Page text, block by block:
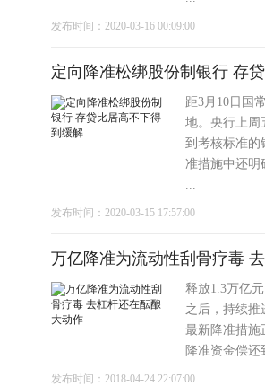
发布时间：2020-03-16 00:09:00
定向降准松绑股份制银行 存
距3月10日国
地。央行上周
到考核标准的
准措施中还明
...
发布时间：2020-03-15 17:57:00
万亿降准为流动性刮骨疗毒
释放1.3万亿
之后，持续推
最新降准措施
降准资金偿
发布时间：2018-04-24 22:07:00